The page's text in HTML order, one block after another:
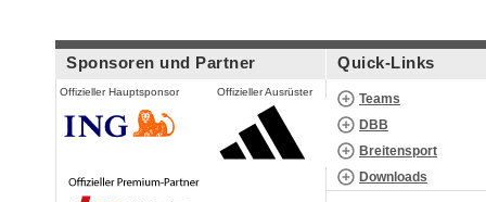
Sponsoren und Partner
Offizieller Hauptsponsor Offizieller Ausrüster
Quick-Links
Teams
DBB
Breitensport
Downloads